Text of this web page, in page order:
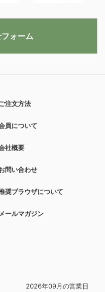
2026年09月の営業日
注文方法
員について
社概要
問い合わせ
奨ブラウザについて
メールマガジン
ォーム